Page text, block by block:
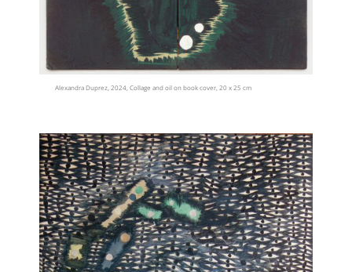
Alexandra Duprez, 2024, Collage and oil on book cover, 20 x 25 cm